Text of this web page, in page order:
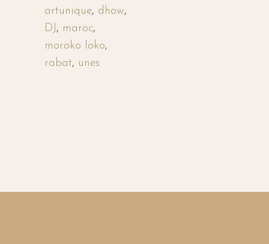
artunique, dhow,
DJ, maroc,
moroko loko,
rabat, unes